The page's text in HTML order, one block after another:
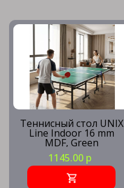
Теннисный стол UNIX
Line Indoor 16 mm
MDF, Green
1145.00 р